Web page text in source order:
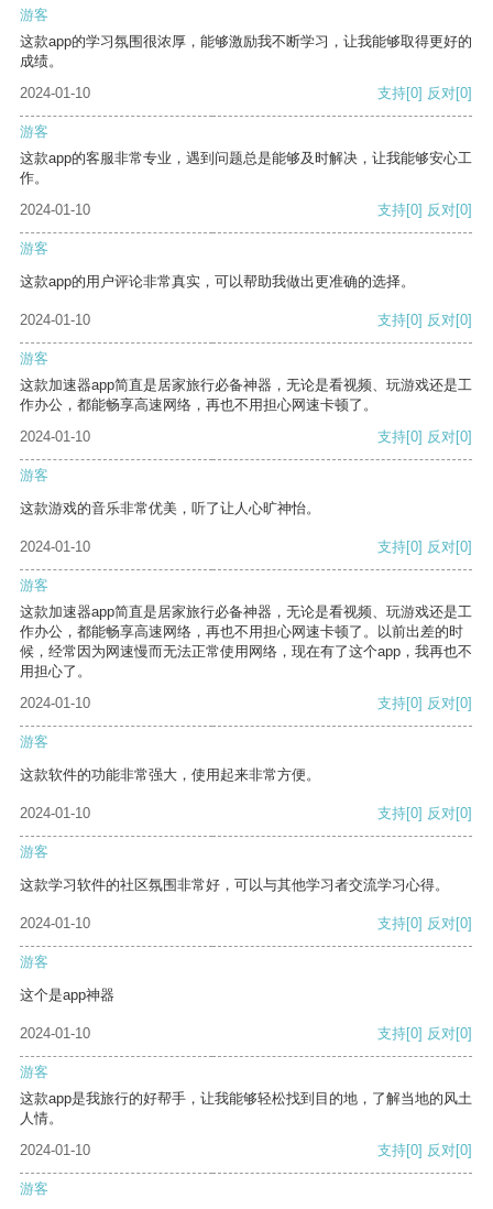
游客
这款app的学习氛围很浓厚，能够激励我不断学习，让我能够取得更好的
成绩。
2024-01-10
支持[0] 反对[0]
游客
这款app的客服非常专业，遇到问题总是能够及时解决，让我能够安心工
作。
2024-01-10
支持[0] 反对[0]
游客
这款app的用户评论非常真实，可以帮助我做出更准确的选择。
2024-01-10 支持[0] 反对[0]
游客
这款加速器app简直是居家旅行必备神器，无论是看视频、玩游戏还是工
作办公，都能畅享高速网络，再也不用担心网速卡顿了。
2024-01-10
支持[0] 反对[0]
游客
这款游戏的音乐非常优美，听了让人心旷神怡。
2024-01-10 支持[0] 反对[0]
游客
这款加速器app简直是居家旅行必备神器，无论是看视频、玩游戏还是工
作办公，都能畅享高速网络，再也不用担心网速卡顿了。以前出差的时
候，经常因为网速慢而无法正常使用网络，现在有了这个app，我再也不
用担心了。
2024-01-10
支持[0] 反对[0]
游客
这款软件的功能非常强大，使用起来非常方便。
2024-01-10 支持[0] 反对[0]
游客
这款学习软件的社区氛围非常好，可以与其他学习者交流学习心得。
2024-01-10 支持[0] 反对[0]
游客
这个是app神器
2024-01-10 支持[0] 反对[0]
游客
这款app是我旅行的好帮手，让我能够轻松找到目的地，了解当地的风土
人情。
2024-01-10
支持[0] 反对[0]
游客